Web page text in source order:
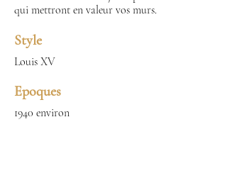
qui mettront en valeur vos murs.
Style
Louis XV
Epoques
1940 environ